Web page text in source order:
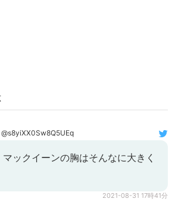
@s8yiXX0Sw8Q5UEq
ックイーンの胸はそんなに大きく
2021-08-31 17時41分